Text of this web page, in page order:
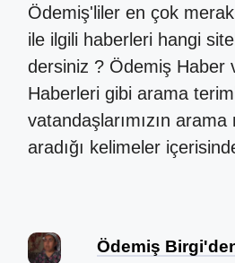
Ödemiş'liler en çok
ile ilgili haberleri hangi
dersiniz ? Ödemiş Haber
Haberleri gibi arama
vatandaşlarımızın arama
aradığı kelimeler
Ödemiş